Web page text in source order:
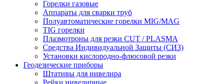
Горелки газовые
Аппараты для сварки труб
Полуавтоматические горелки MIG/MAG
TIG горелки
Плазмотроны для резки CUT / PLASMA
Средства Индивидуальной Защиты (СИЗ)
Установки кислородно-флюсовой резки
Геодезические приборы
Штативы для нивелира
Рейки нивелирные